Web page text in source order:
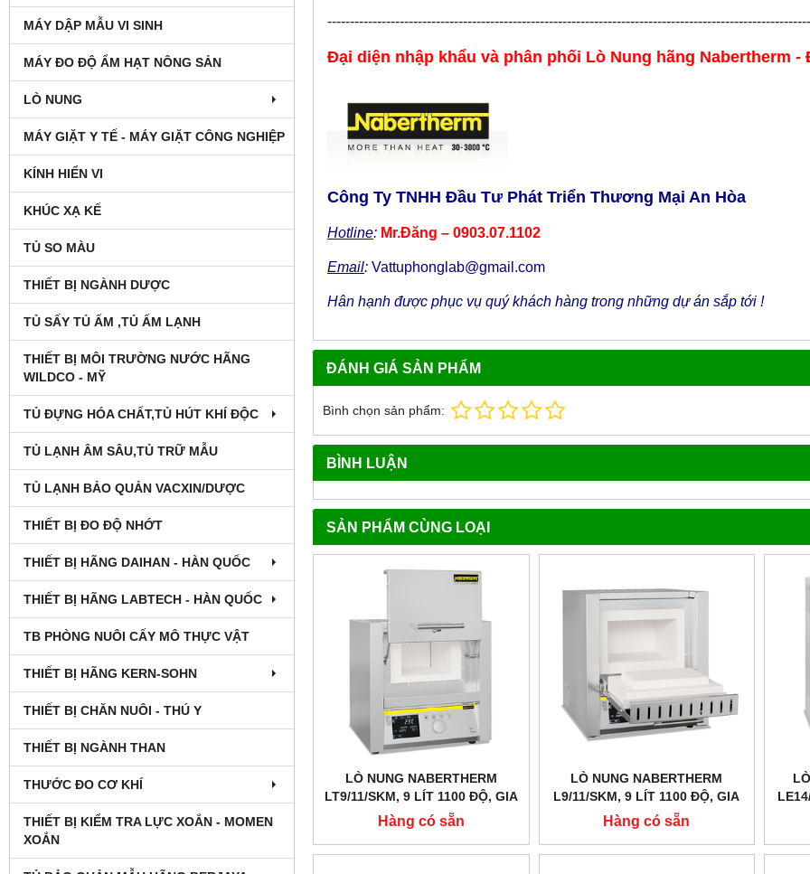
MÁY DẬP MẪU VI SINH
MÁY ĐO ĐỘ ẨM HẠT NÔNG SẢN
LÒ NUNG
MÁY GIẶT Y TẾ - MÁY GIẶT CÔNG NGHIỆP
KÍNH HIỂN VI
KHÚC XẠ KẾ
TỦ SO MÀU
THIẾT BỊ NGÀNH DƯỢC
TỦ SẤY TỦ ẤM ,TỦ ẤM LẠNH
THIẾT BỊ MÔI TRƯỜNG NƯỚC HÃNG
WILDCO - MỸ
TỦ ĐỰNG HÓA CHẤT,TỦ HÚT KHÍ ĐỘC
TỦ LẠNH ÂM SÂU,TỦ TRỮ MẪU
TỦ LẠNH BẢO QUẢN VACXIN/DƯỢC
THIẾT BỊ ĐO ĐỘ NHỚT
THIẾT BỊ HÃNG DAIHAN - HÀN QUỐC
THIẾT BỊ HÃNG LABTECH - HÀN QUỐC
TB PHÒNG NUÔI CẤY MÔ THỰC VẬT
THIẾT BỊ HÃNG KERN-SOHN
THIẾT BỊ CHĂN NUÔI - THÚ Y
THIẾT BỊ NGÀNH THAN
THƯỚC ĐO CƠ KHÍ
THIẾT BỊ KIỂM TRA LỰC XOẮN - MOMEN
XOẮN
Đại diện nhập khẩu và phân phối Lò Nung hãng Nabertherm -
Công Ty TNHH Đầu Tư Phát Triển Thương Mại An Hòa
Hotline: Mr.Đăng – 0903.07.1102
Email: Vattuphonglab@gmail.com
Hân hạnh được phục vụ quý khách hàng trong những dự án sắp tới !
ĐÁNH GIÁ SẢN PHẨM
Bình chọn sản phẩm:
BÌNH LUẬN
SẢN PHẨM CÙNG LOẠI
LÒ NUNG NABERTHERM
LT9/11/SKM, 9 LÍT 1100 ĐỘ, GIA
NHIỆT 4 MẶT, CỬA TRƯỢT LÊN
Hàng có sẵn
LÒ NUNG NABERTHERM
L9/11/SKM, 9 LÍT 1100 ĐỘ, GIA
NHIỆT 4 MẶT
Hàng có sẵn